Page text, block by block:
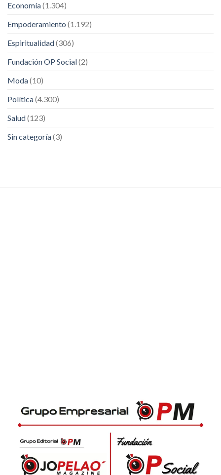
Economía(1.304)
Empoderamiento (1.192)
Espiritualidad(306)
Fundación OP Social(2)
Moda(10)
Política(4.300)
Salud(123)
Sin categoría(3)